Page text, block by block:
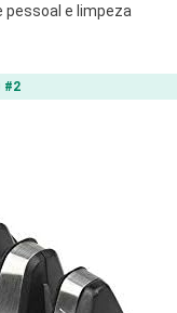
pessoal e limpeza
#2